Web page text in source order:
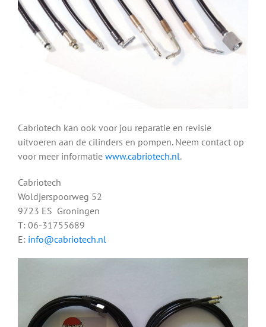
Cabriotech kan ook voor jou reparatie en revisie
uitvoeren aan de cilinders en pompen. Neem contact op
voor meer informatie www.cabriotech.nl.
Cabriotech
Woldjerspoorweg 52
9723 ES Groningen
T: 06-31755689
E: info@cabriotech.nl